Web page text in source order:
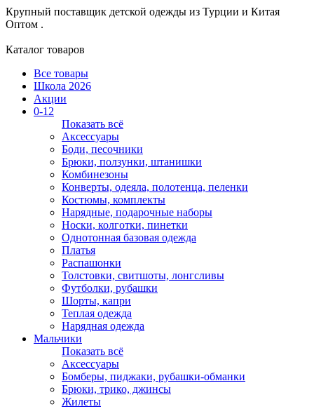
Крупный поставщик детской одежды из Турции и Китая
Оптом .
Каталог товаров
Все товары
Школа 2026
Акции
0-12
Показать всё
Аксессуары
Боди, песочники
Брюки, ползунки, штанишки
Комбинезоны
Конверты, одеяла, полотенца, пеленки
Костюмы, комплекты
Нарядные, подарочные наборы
Носки, колготки, пинетки
Однотонная базовая одежда
Платья
Распашонки
Толстовки, свитшоты, лонгсливы
Футболки, рубашки
Шорты, капри
Теплая одежда
Нарядная одежда
Мальчики
Показать всё
Аксессуары
Бомберы, пиджаки, рубашки-обманки
Брюки, трико, джинсы
Жилеты